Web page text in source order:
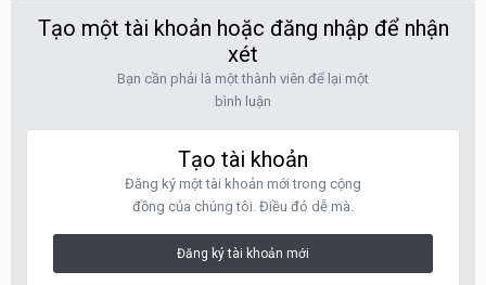
Tạo một tài khoản hoặc đăng nhập để nhận
xét
Bạn cần phải là một thành viên để lại một
bình luận
Tạo tài khoản
Đăng ký một tài khoản mới trong cộng
đồng của chúng tôi. Điều đó dễ mà.
Đăng ký tài khoản mới